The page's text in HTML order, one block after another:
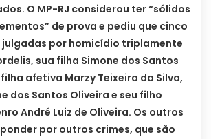
O MP-RJ considerou ter “sólidos
de prova e pediu que cinco
julgadas por homicídio triplamente
sua filha Simone dos Santos
afetiva Marzy Teixeira da Silva,
dos Santos Oliveira e seu filho
André Luiz de Oliveira. Os outros
por outros crimes, que são